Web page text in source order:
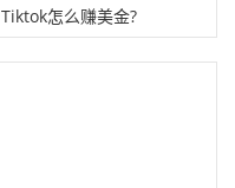
Tiktok怎么赚美金?